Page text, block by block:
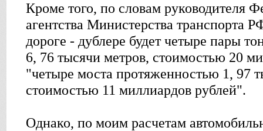
Кроме того, по словам руководителя
агентства Министерства транспорта
дороге - дублере будет четыре пары
6, 76 тысячи метров, стоимостью 20
"четыре моста протяженностью 1, 97
стоимостью 11 миллиардов рублей".
Однако, по моим расчетам